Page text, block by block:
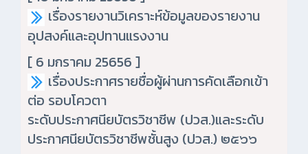
เรื่องรายงานวิเคราะห์ข้อมูลของรายงาน
อุปสงค์และอุปทานแรงงาน
[ 6 มกราคม 25656 ]
เรื่องประกาศรายชื่อผู้ผ่านการคัดเลือกเข้า
ต่อ รอบโควตา
ระดับประกาศนียบัตรวิชาชีพ (ปวส.)และระดับ
ประกาศนียบัตรวิชาชีพชั้นสูง (ปวส.) ๒๕๖๖